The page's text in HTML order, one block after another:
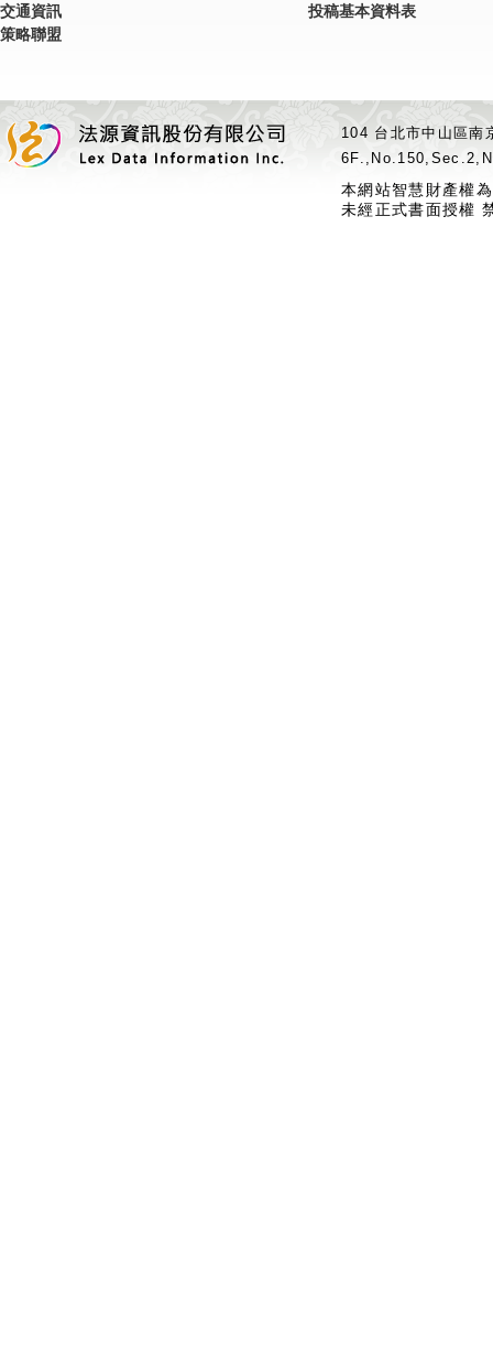
交通資訊
策略聯盟
投稿基本資料表
104 台北市中山區
本網站智慧財產權
未經正式書面授權